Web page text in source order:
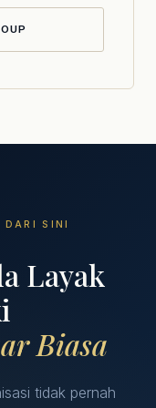
DARI SINI
Layak
Biasa
tidak pernah